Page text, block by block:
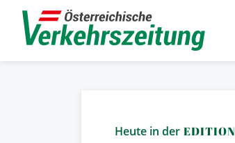
Heute in der EDITION